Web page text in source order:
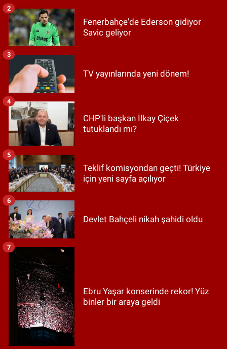
Fenerbahçe'de Ederson gidiyor
Savic geliyor
2
TV yayınlarında yeni dönem!
3
CHP'li başkan İlkay Çiçek
tutuklandı mı?
4
Teklif komisyondan geçti! Türkiye
için yeni sayfa açılıyor
5
Devlet Bahçeli nikah şahidi oldu
6
Ebru Yaşar konserinde rekor! Yüz
binler bir araya geldi
7